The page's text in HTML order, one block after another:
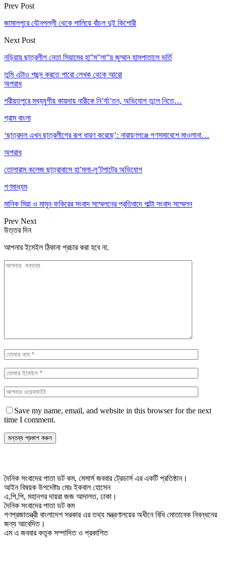
Prev Post
জামালপুরে যৌনপল্লী থেকে পালিয়ে বাঁচল দুই কিশোরী
Next Post
নড়িয়ায় ছাত্রলীগ নেতা সিয়ামের হা”ম”লা”য় জুম্মান হাসপাতালে ভর্তি
তুমি এটাও পছন্দ করতে পারো লেখক থেকে আরো
অপরাধ
শরীয়তপুরে মধ্যযুগীয় কায়দায় নারীকে নি’র্যা’তন, অভিযোগ তুলে নিতে…
গ্রাম বাংলা
‘ছাত্রদল এখন ছাত্রলীগের রূপ ধারণ করেছে’: নারায়ণগঞ্জে গণসমাবেশে মাওলানা…
অপরাধ
তোলারাম কলেজ ছাত্রাবাসে হা’মলা-লু’টপাটের অভিযোগ
গণমাধ্যম
মানিক মিয়া ও মামুন ফকিরের সংবাদ সম্মেলনের প্রতিবাদে পাল্টা সংবাদ সম্মেলন
Prev Next
উত্তর দিন
আপনার ইমেইল ঠিকানা প্রচার করা হবে না.
Save my name, email, and website in this browser for the next
time I comment.
দৈনিক সংবাদের পাতা ডট কম, মেসার্স জববার ট্রেডার্স এর একটি প্রতিষ্ঠান।
আইন বিষয়ক উপদেষ্টাঃ মোঃ ইকবাল হোসেন
এ,পি,পি, মহানগর দায়রা জজ আদালত, ঢাকা।
দৈনিক সংবাদের পাতা ডট কম
গণপ্রজাতন্ত্রী বাংলাদেশ সরকার এর তথ্য মন্ত্রণালয়ের অধীনে বিধি মোতাবেক নিবন্ধনের
জন্য আবেদিত।
এম এ জববার কতৃক সম্পাদিত ও প্রকাশিত